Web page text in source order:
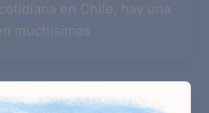
en Chile, hay una
muchísimas